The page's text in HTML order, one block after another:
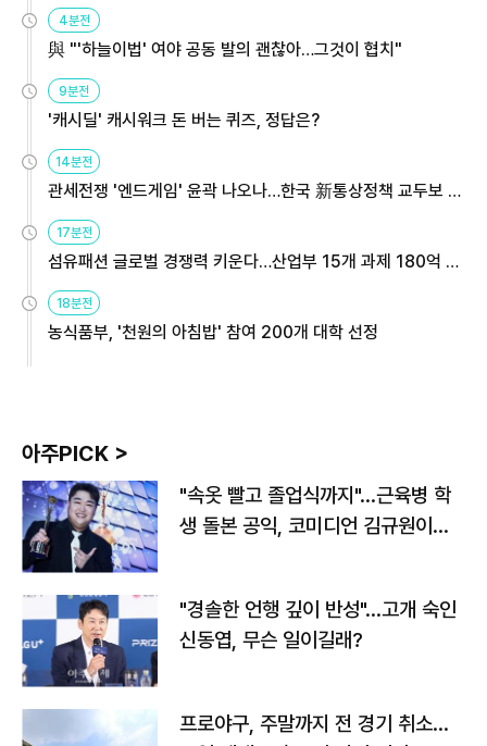
4분전
與 "'하늘이법' 여야 공동 발의 괜찮아…그것이 협치"
9분전
'캐시딜' 캐시워크 돈 버는 퀴즈, 정답은?
14분전
관세전쟁 '엔드게임' 윤곽 나오나…한국 新통상정책 교두보 활
17분전
섬유패션 글로벌 경쟁력 키운다…산업부 15개 과제 180억 지
18분전
농식품부, '천원의 아침밥' 참여 200개 대학 선정
아주PICK >
"속옷 빨고 졸업식까지"…근육병 학
생 돌본 공익, 코미디언 김규원이었
"경솔한 언행 깊이 반성"…고개 숙인
신동엽, 무슨 일이길래?
프로야구, 주말까지 전 경기 취소…